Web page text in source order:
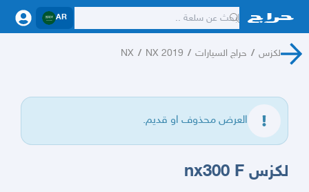
AR
لكزس / حراج السيارات /
NX 2019
/
NX
العرض محذوف او قديم.
لكزس nx300 F